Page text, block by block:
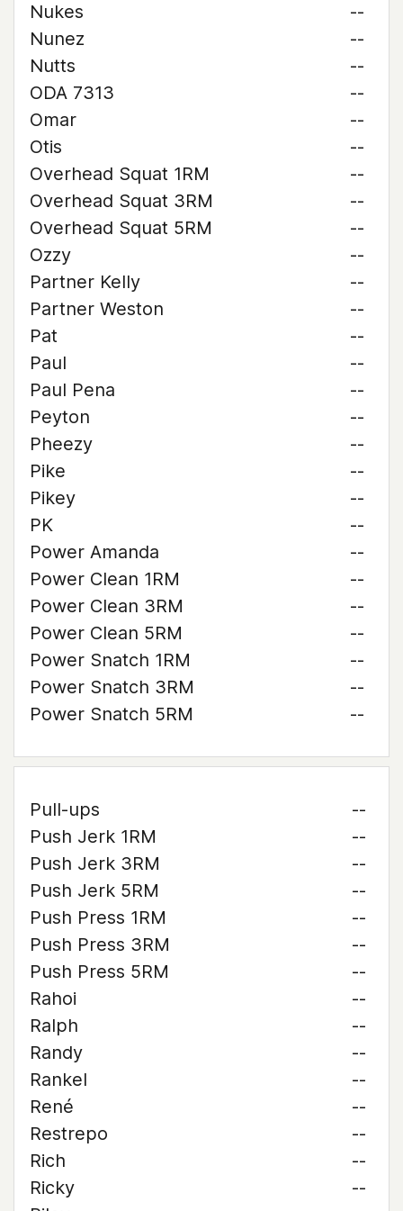
Nukes
--
Nunez
--
Nutts
--
ODA 7313
--
Omar
--
Otis
--
Overhead Squat 1RM
--
Overhead Squat 3RM
--
Overhead Squat 5RM
--
Ozzy
--
Partner Kelly
--
Partner Weston
--
Pat
--
Paul
--
Paul Pena
--
Peyton
--
Pheezy
--
Pike
--
Pikey
--
PK
--
Power Amanda
--
Power Clean 1RM
--
Power Clean 3RM
--
Power Clean 5RM
--
Power Snatch 1RM
--
Power Snatch 3RM
--
Power Snatch 5RM
--
Pull-ups
--
Push Jerk 1RM
--
Push Jerk 3RM
--
Push Jerk 5RM
--
Push Press 1RM
--
Push Press 3RM
--
Push Press 5RM
--
Rahoi
--
Ralph
--
Randy
--
Rankel
--
René
--
Restrepo
--
Rich
--
Ricky
--